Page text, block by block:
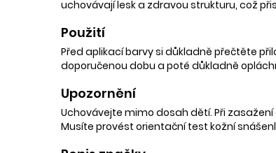
uchovávají lesk a zdravou strukturu, což
Použití
Před aplikací barvy si důkladně přečtěte
doporučenou dobu a poté důkladně
Upozornění
Uchovávejte mimo dosah dětí. Při
Musíte provést orientační test kožní